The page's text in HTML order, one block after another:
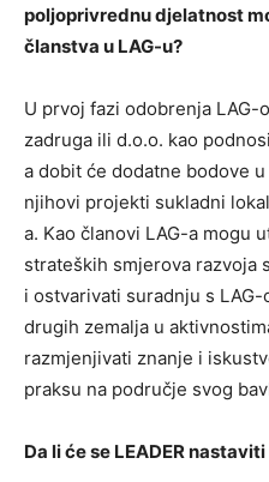
poljoprivrednu djelatnost
članstva u LAG-u?
U prvoj fazi odobrenja LAG-
zadruga ili d.o.o. kao
a dobit će dodatne bodove
njihovi projekti sukladni
a. Kao članovi LAG-a mogu
strateških smjerova razvoja
i ostvarivati suradnju s
drugih zemalja u
razmjenjivati znanje i
praksu na područje svog
Da li će se LEADER